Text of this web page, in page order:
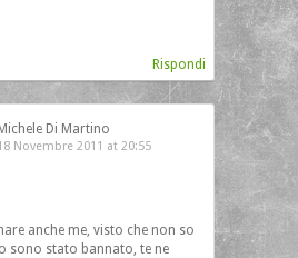
Rispondi
Michele Di Martino
Novembre 2011 at 20:55
anche me, visto che non so
sono stato bannato, te ne